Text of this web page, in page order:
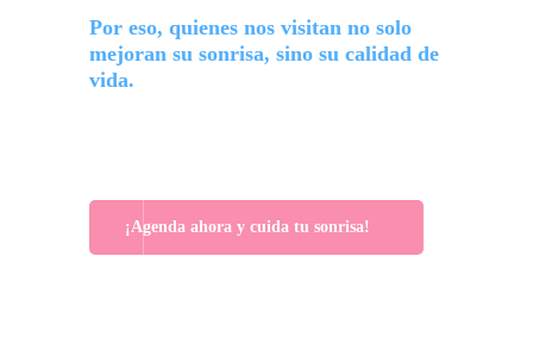
Por eso, quienes nos visitan no solo
mejoran su sonrisa, sino su calidad de
vida.
¡Agenda ahora y cuida tu sonrisa!